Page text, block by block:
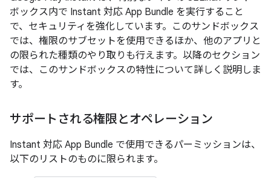
ボックス内で Instant 対応 App Bundle を実行すること
で、セキュリティを強化しています。このサンドボックス
では、権限のサブセットを使用できるほか、他のアプリと
の限られた種類のやり取りも行えます。以降のセクション
では、このサンドボックスの特性について詳しく説明しま
す。
サポートされる権限とオペレーション
Instant 対応 App Bundle で使用できるパーミッションは、
以下のリストのものに限られます。